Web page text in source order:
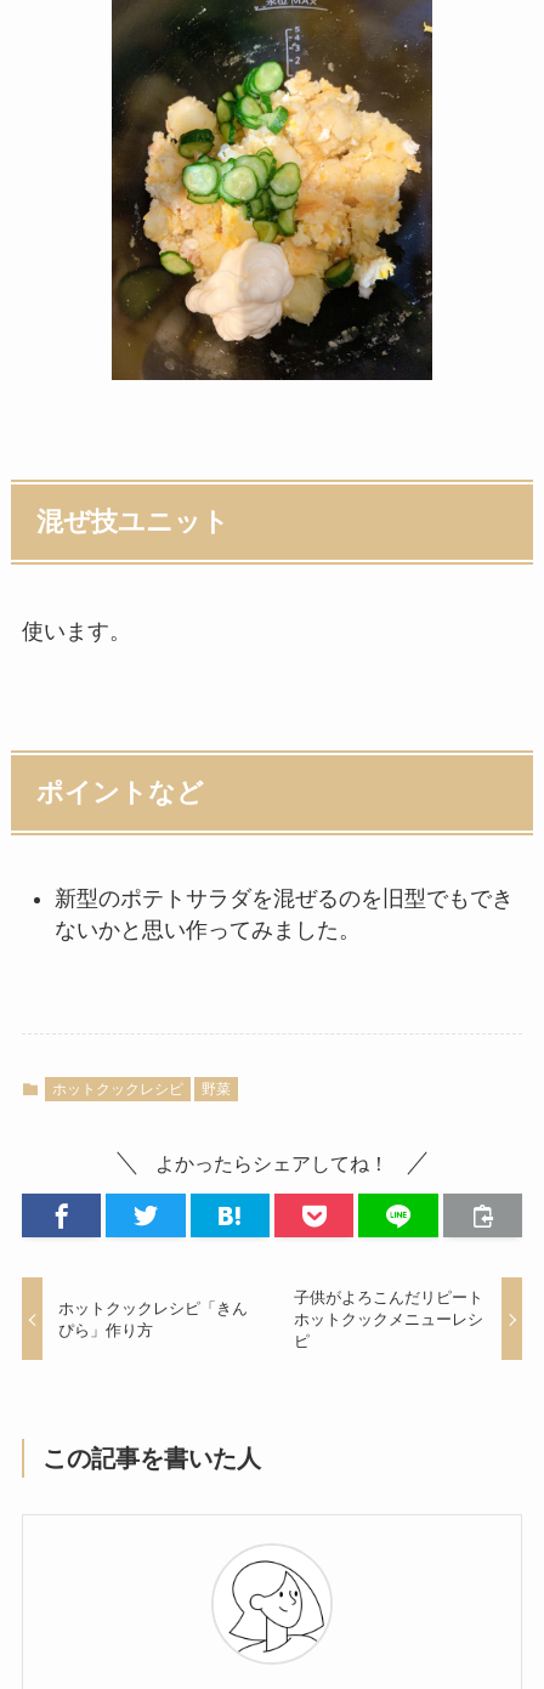
混ぜ技ユニット
使います。
ポイントなど
新型のポテトサラダを混ぜるのを旧型でもでき
ないかと思い作ってみました。
ホットクックレシピ 野菜
よかったらシェアしてね！
ホットクックレシピ「きん
ぴら」作り方
子供がよろこんだリピート
ホットクックメニューレシ
ピ
この記事を書いた人